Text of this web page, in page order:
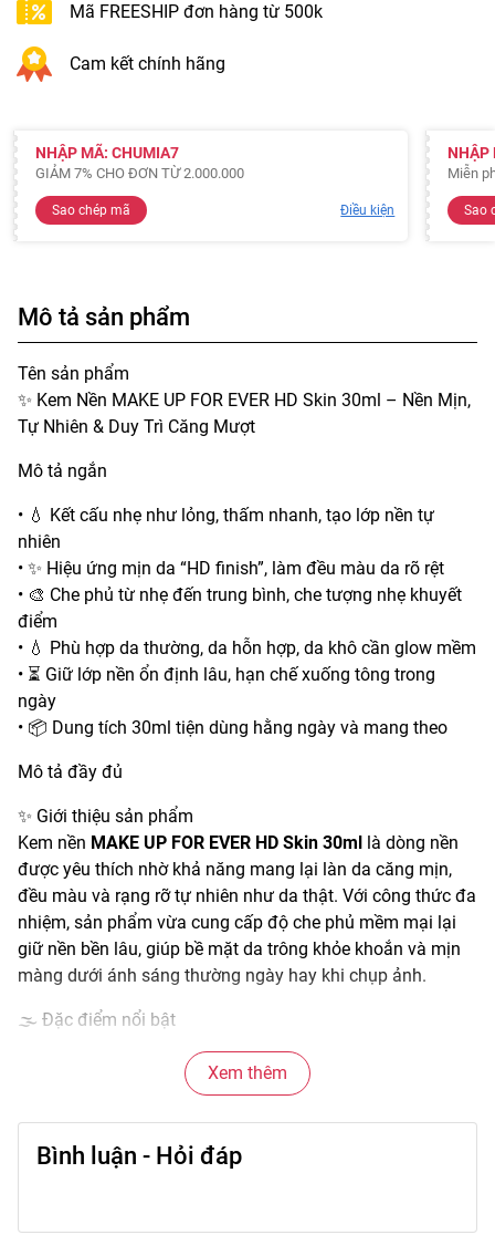
Mã FREESHIP đơn hàng từ 500k
Cam kết chính hãng
NHẬP MÃ: CHUMIA7
GIẢM 7% CHO ĐƠN TỪ 2.000.000
Sao chép mã Điều kiện
NHẬP
Miễn
Sao
Mô tả sản phẩm
Tên sản phẩm
✨ Kem Nền MAKE UP FOR EVER HD Skin 30ml – Nền Mịn,
Tự Nhiên & Duy Trì Căng Mượt
Mô tả ngắn
• 💧 Kết cấu nhẹ như lỏng, thấm nhanh, tạo lớp nền tự
nhiên
• ✨ Hiệu ứng mịn da “HD finish”, làm đều màu da rõ rệt
• 🎨 Che phủ từ nhẹ đến trung bình, che tượng nhẹ khuyết
điểm
• 💧 Phù hợp da thường, da hỗn hợp, da khô cần glow mềm
• ⏳ Giữ lớp nền ổn định lâu, hạn chế xuống tông trong
ngày
• 📦 Dung tích 30ml tiện dùng hằng ngày và mang theo
Mô tả đầy đủ
✨ Giới thiệu sản phẩm
Kem nền MAKE UP FOR EVER HD Skin 30ml
là dòng nền
được yêu thích nhờ khả năng mang lại làn da căng mịn,
đều màu và rạng rỡ tự nhiên như da thật. Với công thức đa
nhiệm, sản phẩm vừa cung cấp độ che phủ mềm mại lại
giữ nền bền lâu, giúp bề mặt da trông khỏe khoắn và mịn
màng dưới ánh sáng thường ngày hay khi chụp ảnh.
🌫️ Đặc điểm nổi bật
• Kết cấu lỏng nhẹ, dễ tán đều trên da, không gây nặng mặt
• Hiệu ứng “HD skin” cho lớp nền mịn màng và tự nhiên
dưới nhiều điều kiện ánh sáng.
• Che phủ nhẹ đến trung bình, giúp làm đều màu da và
Xem thêm
Bình luận - Hỏi đáp